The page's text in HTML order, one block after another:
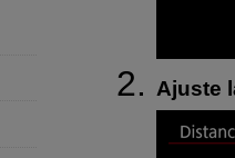
Ajuste